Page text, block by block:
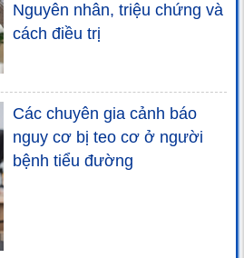
Nguyên nhân, triệu chứng và
cách điều trị
Các chuyên gia cảnh báo
nguy cơ bị teo cơ ở người
bệnh tiểu đường